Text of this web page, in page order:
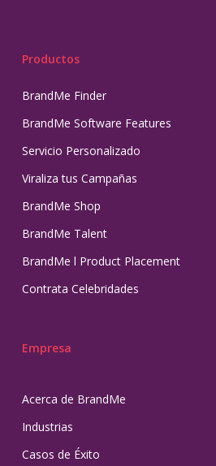
Productos
BrandMe Finder
BrandMe Software Features
Servicio Personalizado
Viraliza tus Campañas
BrandMe Shop
BrandMe Talent
BrandMe l Product Placement
Contrata Celebridades
Empresa
Acerca de BrandMe
Industrias
Casos de Éxito